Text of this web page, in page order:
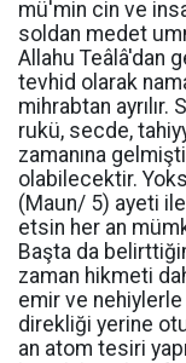
mü'min cin ve
soldan medet
Allahu Teâlâ'dan
tevhid olarak
mihrabtan ayrılır.
rukü, secde,
zamanına
olabilecektir.
(Maun/ 5) ayeti
etsin her an
Başta da
zaman hikmeti
emir ve nehiylerle
direkliği yerine
an atom tesiri